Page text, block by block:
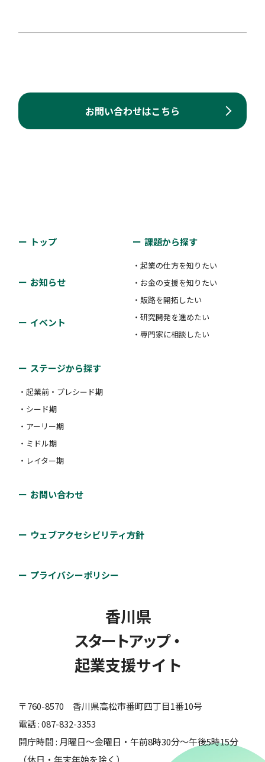
お問い合わせはこちら
トップ
お知らせ
イベント
課題から探す
・起業の仕方を知りたい
・お金の支援を知りたい
・販路を開拓したい
・研究開発を進めたい
・専門家に相談したい
ステージから探す
・起業前・プレシード期
・シード期
・アーリー期
・ミドル期
・レイター期
お問い合わせ
ウェブアクセシビリティ方針
プライバシーポリシー
香川県
スタートアップ・
起業支援サイト
〒760-8570 香川県高松市番町四丁目1番10号
電話 : 087-832-3353
開庁時間 : 月曜日～金曜日・午前8時30分～午後5時15分
（休日・年末年始を除く）